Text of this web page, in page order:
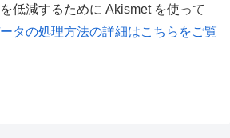
低減するために Akismet を使って
タの処理方法の詳細はこちらをご覧